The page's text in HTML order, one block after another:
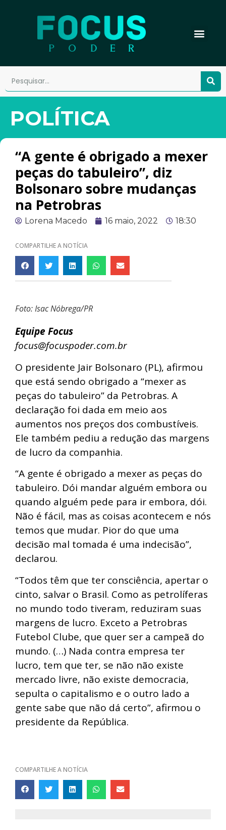
POLÍTICA
“A gente é obrigado a mexer
peças do tabuleiro”, diz
Bolsonaro sobre mudanças
na Petrobras
Lorena Macedo 16 maio, 2022 18:30
COMPARTILHE A NOTÍCIA
Foto: Isac Nóbrega/PR
Equipe Focus
focus@focuspoder.com.br
O presidente Jair Bolsonaro (PL), afirmou
que está sendo obrigado a “mexer as
peças do tabuleiro” da Petrobras. A
declaração foi dada em meio aos
aumentos nos preços dos combustíveis.
Ele também pediu a redução das margens
de lucro da companhia.
“A gente é obrigado a mexer as peças do
tabuleiro. Dói mandar alguém embora ou
quando alguém pede para ir embora, dói.
Não é fácil, mas as coisas acontecem e nós
temos que mudar. Pior do que uma
decisão mal tomada é uma indecisão”,
declarou.
“Todos têm que ter consciência, apertar o
cinto, salvar o Brasil. Como as petrolíferas
no mundo todo tiveram, reduziram suas
margens de lucro. Exceto a Petrobras
Futebol Clube, que quer ser a campeã do
mundo. (…) Nada contra empresa ter
lucro, tem que ter, se não não existe
mercado livre, não existe democracia,
sepulta o capitalismo e o outro lado a
gente sabe que não dá certo”, afirmou o
presidente da República.
COMPARTILHE A NOTÍCIA